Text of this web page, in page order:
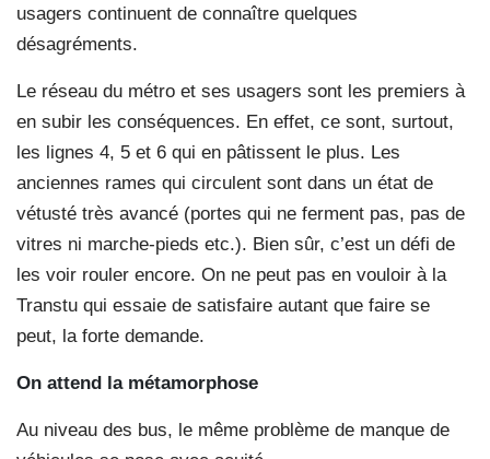
usagers continuent de connaître quelques
désagréments.
Le réseau du métro et ses usagers sont les premiers à
en subir les conséquences. En effet, ce sont, surtout,
les lignes 4, 5 et 6 qui en pâtissent le plus. Les
anciennes rames qui circulent sont dans un état de
vétusté très avancé (portes qui ne ferment pas, pas de
vitres ni marche-pieds etc.). Bien sûr, c’est un défi de
les voir rouler encore. On ne peut pas en vouloir à la
Transtu qui essaie de satisfaire autant que faire se
peut, la forte demande.
On attend la métamorphose
Au niveau des bus, le même problème de manque de